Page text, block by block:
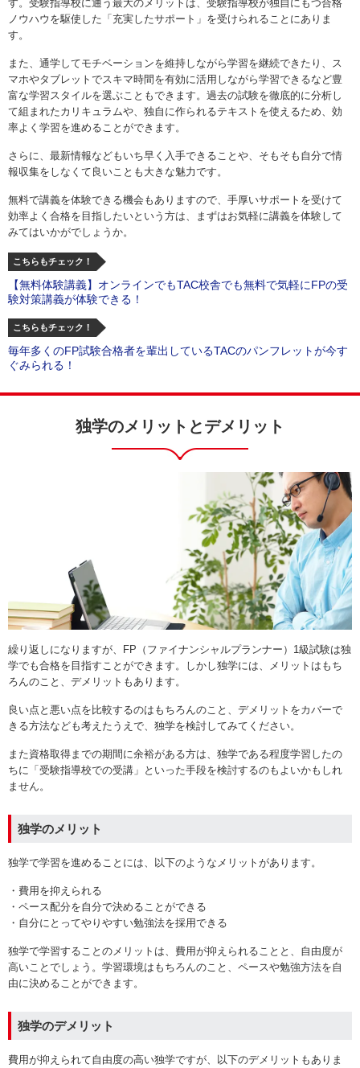
す。受験指導校に通う最大のメリットは、受験指導校が独自にもつ合格
ノウハウを駆使した「充実したサポート」を受けられることにありま
す。
また、通学してモチベーションを維持しながら学習を継続できたり、ス
マホやタブレットでスキマ時間を有効に活用しながら学習できるなど豊
富な学習スタイルを選ぶこともできます。過去の試験を徹底的に分析し
て組まれたカリキュラムや、独自に作られるテキストを使えるため、効
率よく学習を進めることができます。
さらに、最新情報などもいち早く入手できることや、そもそも自分で情
報収集をしなくて良いことも大きな魅力です。
無料で講義を体験できる機会もありますので、手厚いサポートを受けて
効率よく合格を目指したいという方は、まずはお気軽に講義を体験して
みてはいかがでしょうか。
こちらもチェック！
【無料体験講義】オンラインでもTAC校舎でも無料で気軽にFPの受
験対策講義が体験できる！
こちらもチェック！
毎年多くのFP試験合格者を輩出しているTACのパンフレットが今す
ぐみられる！
独学のメリットとデメリット
繰り返しになりますが、FP（ファイナンシャルプランナー）1級試験は独
学でも合格を目指すことができます。しかし独学には、メリットはもち
ろんのこと、デメリットもあります。
良い点と悪い点を比較するのはもちろんのこと、デメリットをカバーで
きる方法なども考えたうえで、独学を検討してみてください。
また資格取得までの期間に余裕がある方は、独学である程度学習したの
ちに「受験指導校での受講」といった手段を検討するのもよいかもしれ
ません。
独学のメリット
独学で学習を進めることには、以下のようなメリットがあります。
・費用を抑えられる
・ペース配分を自分で決めることができる
・自分にとってやりやすい勉強法を採用できる
独学で学習することのメリットは、費用が抑えられることと、自由度が
高いことでしょう。学習環境はもちろんのこと、ペースや勉強方法を自
由に決めることができます。
独学のデメリット
費用が抑えられて自由度の高い独学ですが、以下のデメリットもありま